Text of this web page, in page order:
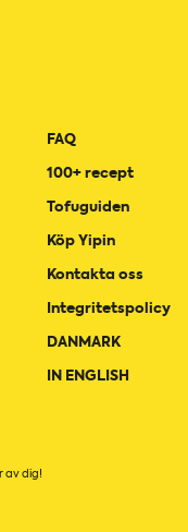
av dig!
FAQ
100+ recept
Tofuguiden
Köp Yipin
Kontakta oss
Integritetspolicy
DANMARK
IN ENGLISH